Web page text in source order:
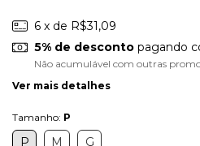
6 x de R$31,09
5% de descontopagando
Não acumulável com outras
Ver mais detalhes
Tamanho: P
P M G